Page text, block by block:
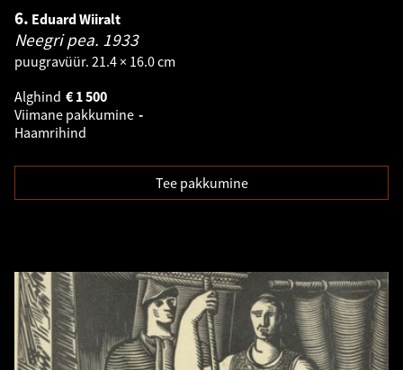
6. Eduard Wiiralt
Neegri pea. 1933
puugravüür. 21.4 × 16.0 cm
Alghind
1 500
€
Viimane pakkumine -
Haamrihind
Tee pakkumine